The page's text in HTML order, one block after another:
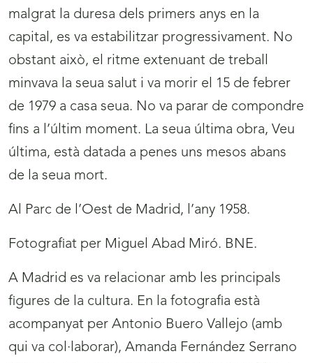
malgrat la duresa dels primers anys en la
capital, es va estabilitzar progressivament. No
obstant això, el ritme extenuant de treball
minvava la seua salut i va morir el 15 de febrer
de 1979 a casa seua. No va parar de compondre
fins a l’últim moment. La seua última obra, Veu
última, està datada a penes uns mesos abans
de la seua mort.
Al Parc de l’Oest de Madrid, l’any 1958.
Fotografiat per Miguel Abad Miró. BNE.
A Madrid es va relacionar amb les principals
figures de la cultura. En la fotografia està
acompanyat per Antonio Buero Vallejo (amb
qui va col·laborar), Amanda Fernández Serrano